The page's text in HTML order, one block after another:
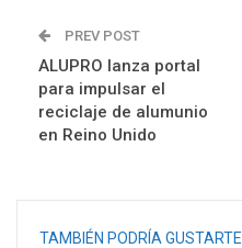
PREV POST
ALUPRO lanza portal
para impulsar el
reciclaje de alumunio
en Reino Unido
TAMBIÉN PODRÍA GUSTARTE